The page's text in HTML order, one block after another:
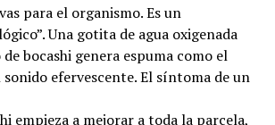
para el organismo. Es un
Una gotita de agua oxigenada
bocashi genera espuma como el
efervescente. El síntoma de un
empieza a mejorar a toda la parcela,